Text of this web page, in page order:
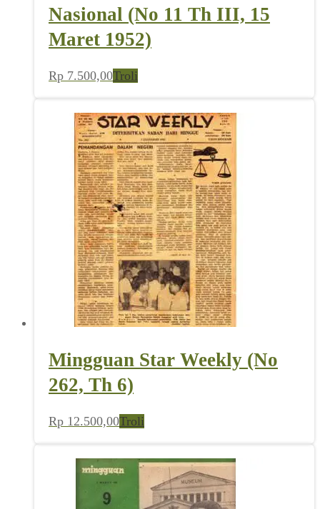
Nasional (No 11 Th III, 15
Maret 1952)
Rp 7.500,00Troli
Mingguan Star Weekly (No
262, Th 6)
Rp 12.500,00Troli